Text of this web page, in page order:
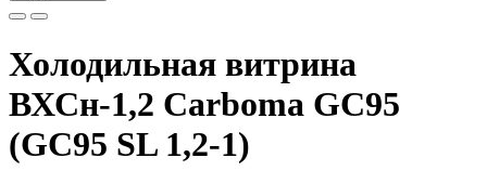
Холодильная витрина
ВХСн-1,2 Carboma GC95
(GC95 SL 1,2-1)